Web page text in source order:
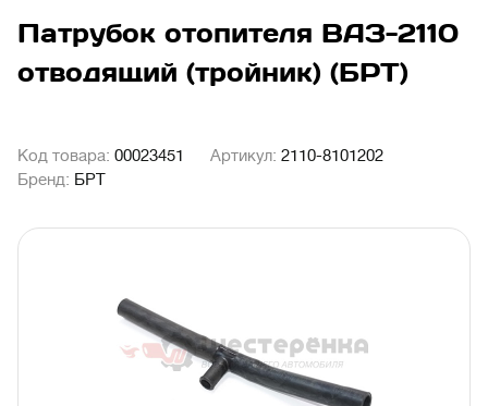
Патрубок отопителя ВАЗ-2110
отводящий (тройник) (БРТ)
Код товара: 00023451 Артикул: 2110-8101202
Бренд: БРТ